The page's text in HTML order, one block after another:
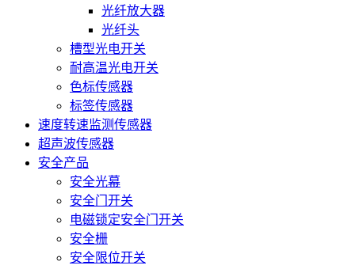
光纤放大器
光纤头
槽型光电开关
耐高温光电开关
色标传感器
标签传感器
速度转速监测传感器
超声波传感器
安全产品
安全光幕
安全门开关
电磁锁定安全门开关
安全栅
安全限位开关